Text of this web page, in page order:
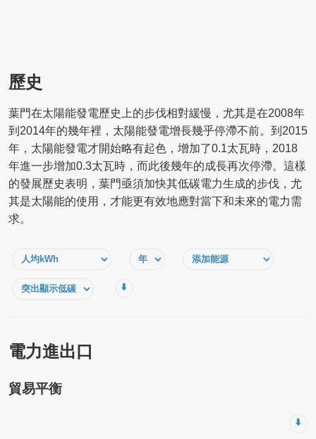
歷史
葉門在太陽能發電歷史上的步伐相對緩慢，尤其是在2008年
到2014年的幾年裡，太陽能發電增長幾乎停滯不前。到2015
年，太陽能發電才開始略有起色，增加了0.1太瓦時，2018
年進一步增加0.3太瓦時，而此後幾年的成長再次停滯。這樣
的發展歷史表明，葉門亟須加快其低碳電力生成的步伐，尤
其是太陽能的使用，才能更有效地應對當下和未來的電力需
求。
⬇️
電力進出口
貿易平衡
⬇️